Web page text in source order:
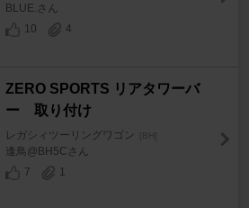
BLUE.さん
10
4
ZERO SPORTS リアタワーバ
ー 取り付け
レガシィツーリングワゴン [BH]
逢鳥@BH5Cさん
7
1